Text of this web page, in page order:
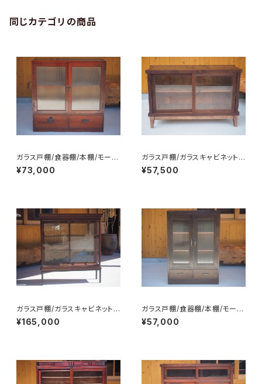
同じカテゴリの商品
ガラス戸棚/食器棚/本棚/モール
ガラス/No.0224
¥73,000
ガラス戸棚/ガラスキャビネット/
食器棚/飾り棚/No.0350
¥57,500
ガラス戸棚/ガラスキャビネット/
食器棚/飾り棚/No.0324
¥165,000
ガラス戸棚/食器棚/本棚/モール
ガラス/No.0218
¥57,000